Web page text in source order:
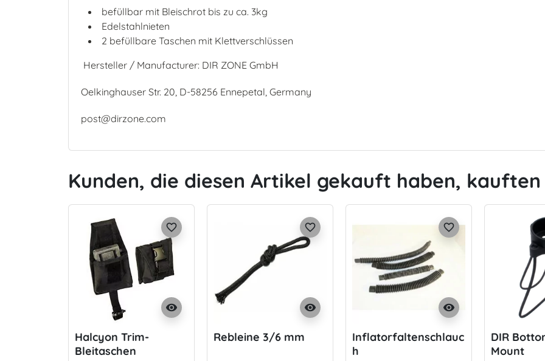
befüllbar mit Bleischrot bis zu ca. 3kg
Edelstahlnieten
2 befüllbare Taschen mit Klettverschlüssen
Hersteller / Manufacturer: DIR ZONE GmbH
Oelkinghauser Str. 20, D-58256 Ennepetal, Germany
post@dirzone.com
Kunden, die diesen Artikel gekauft haben, kauften
visibility
favorite_border
Halcyon Trim-
Bleitaschen
visibility
favorite_border
Rebleine 3/6 mm
visibility
favorite_border
Inflatorfaltenschlauc
h
DIR
Mount